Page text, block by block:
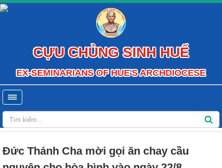
CỰU CHỦNG SINH HUẾ
EX-SEMINARIANS OF HUE'S ARCHDIOCESE
Đức Thánh Cha mời gọi ăn chay cầu